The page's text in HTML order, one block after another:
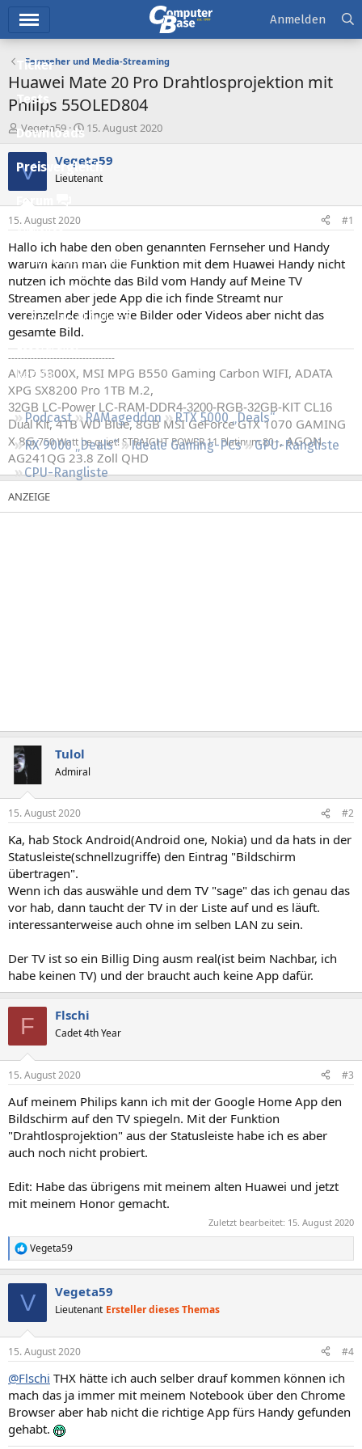
Ticker
Tests
Downloads
Preisvergleich
Forum
Aktuelles
Empfohlene Inhalte
Neue Beiträge
Neueste Aktivitäten
Leserartikel
Regeln
Podcast RAMageddon
RTX 5000 „Deals“
RX 9000 „Deals“
Ideale Gaming-PCs
GPU-Rangliste
CPU-Rangliste
Anmelden
Fernseher und Media-Streaming
Huawei Mate 20 Pro Drahtlosprojektion mit
Philips 55OLED804
E
r
s
t
e
r
Vegeta59
E
s
e
t
a
15. August 2020
V Vegeta59
Lieutenant
15. August 2020 #1
Hallo ich habe den oben genannten Fernseher und Handy
warum kann man die Funktion mit dem Huawei Handy nicht
nutzen ich möchte das Bild vom Handy auf Meine TV
Streamen aber jede App die ich finde Streamt nur
vereinzelnde dinge wie Bilder oder Videos aber nicht das
gesamte Bild.
---------------------------------
AMD 5800X, MSI MPG B550 Gaming Carbon WIFI, ADATA
XPG SX8200 Pro 1TB M.2,
32GB LC-Power LC-RAM-DDR4-3200-RGB-32GB-KIT CL16
Dual Kit, 4TB WD Blue, 8GB MSI GeForce GTX 1070 GAMING
X 8G,750 Watt be quiet! STRAIGHT POWER 11 Platinum 80+, AGON
AG241QG 23.8 Zoll QHD
Tulol
Admiral
15. August 2020 #2
Ka, hab Stock Android(Android one, Nokia) und da hats in der
Statusleiste(schnellzugriffe) den Eintrag "Bildschirm
übertragen".
Wenn ich das auswähle und dem TV "sage" das ich genau das
vor hab, dann taucht der TV in der Liste auf und es läuft.
interessanterweise auch ohne im selben LAN zu sein.
Der TV ist so ein Billig Ding ausm real(ist beim Nachbar, ich
habe keinen TV) und der braucht auch keine App dafür.
F Flschi
Cadet 4th Year
15. August 2020 #3
Auf meinem Philips kann ich mit der Google Home App den
Bildschirm auf den TV spiegeln. Mit der Funktion
"Drahtlosprojektion" aus der Statusleiste habe ich es aber
auch noch nicht probiert.
Edit: Habe das übrigens mit meinem alten Huawei und jetzt
mit meinem Honor gemacht.
Zuletzt bearbeitet: 15. August 2020
R
e
e
:
Vegeta59
V Vegeta59
Lieutenant Ersteller dieses Themas
15. August 2020 #4
@Flschi THX hätte ich auch selber drauf kommen können ich
mach das ja immer mit meinem Notebook über den Chrome
Browser aber hab nicht die richtige App fürs Handy gefunden
gehabt.